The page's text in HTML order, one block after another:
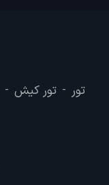
تور - تور کیش -